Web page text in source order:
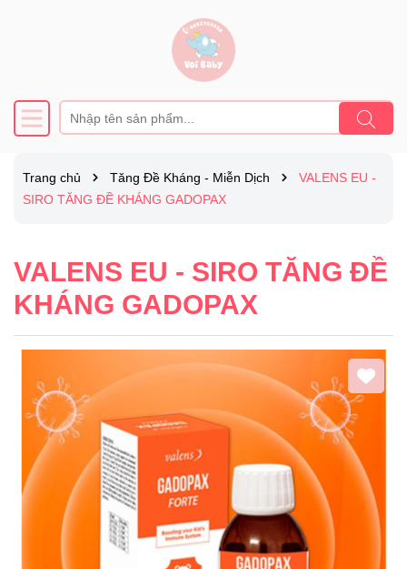
Trang chủ Tăng Đề Kháng - Miễn Dịch
VALENS EU -
SIRO TĂNG ĐỀ KHÁNG GADOPAX
VALENS EU - SIRO TĂNG ĐỀ
KHÁNG GADOPAX